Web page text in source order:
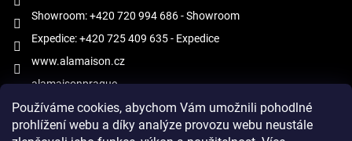
Používáme cookies, abychom Vám umožnili pohodlné
prohlížení webu a díky analýze provozu webu neustále
Showroom: +420 720 994 686- Showroom
Expedice: +420 725 409 635- Expedice
www.alamaison.cz
alamaisonprague